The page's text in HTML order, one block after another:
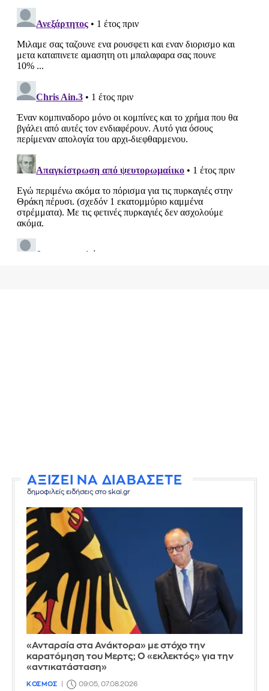
ΑΞΙΖΕΙ ΝΑ ΔΙΑΒΑΣΕΤΕ
δημοφιλείς ειδήσεις στο skai.gr
«Ανταρσία στα Ανάκτορα» με στόχο την
καρατόμηση του Μερτς; Ο «εκλεκτός» για την
«αντικατάσταση»
ΚΟΣΜΟΣ 09:05, 07.08.2026